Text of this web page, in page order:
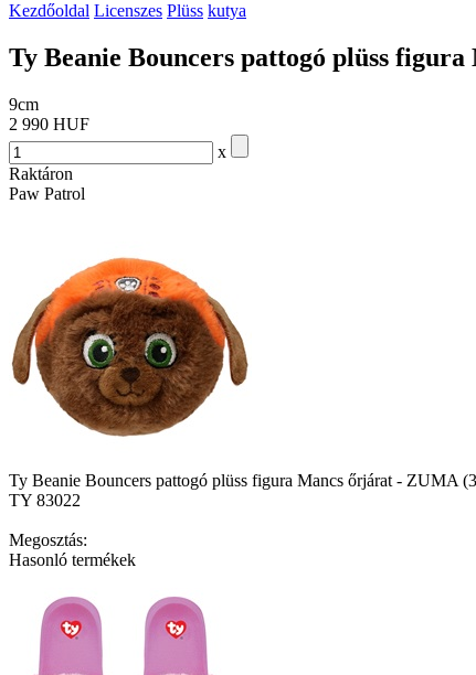
Kezdőoldal Licenszes Plüss kutya
Ty Beanie Bouncers pattogó plüss
9cm
2 990 HUF
x
Raktáron
Paw Patrol
Ty Beanie Bouncers pattogó plüss figura Mancs őrjárat - ZUMA
TY 83022
Megosztás:
Hasonló termékek